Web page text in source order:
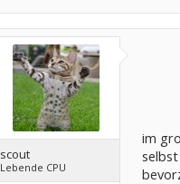
scout
Lebende CPU
im